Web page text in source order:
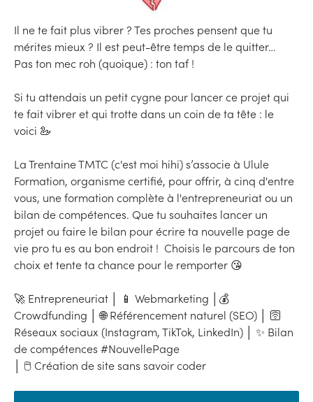
Il ne te fait plus vibrer ? Tes proches pensent que tu
mérites mieux ? Il est peut-être temps de le quitter…
Pas ton mec roh (quoique) : ton taf !
Si tu attendais un petit cygne pour lancer ce projet qui
te fait vibrer et qui trotte dans un coin de ta tête : le
voici 🦢
La Trentaine TMTC (c'est moi hihi) s’associe à Ulule
Formation, organisme certifié, pour offrir, à cinq d'entre
vous, une formation complète à l'entrepreneuriat ou un
bilan de compétences. Que tu souhaites lancer un
projet ou faire le bilan pour écrire ta nouvelle page de
vie pro tu es au bon endroit ! Choisis le parcours de ton
choix et tente ta chance pour le remporter 😘
🚀 Entrepreneuriat │ 📱 Webmarketing │💰
Crowdfunding │ 🌐 Référencement naturel (SEO) │ 🛜
Réseaux sociaux (Instagram, TikTok, LinkedIn) │ ✨ Bilan
de compétences #NouvellePage
│ 🖱️ Création de site sans savoir coder